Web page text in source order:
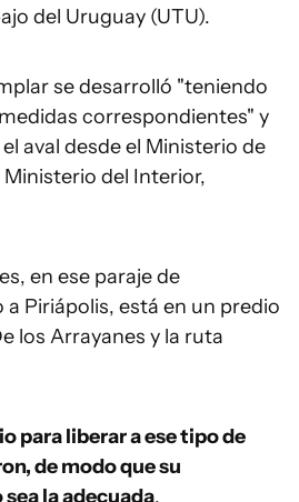
del Uruguay (UTU).
se desarrolló "teniendo
correspondientes" y
aval desde el Ministerio de
del Interior,
en ese paraje de
Piriápolis, está en un predio
los Arrayanes y la ruta
para liberar a ese tipo de
de modo que su
la adecuada.